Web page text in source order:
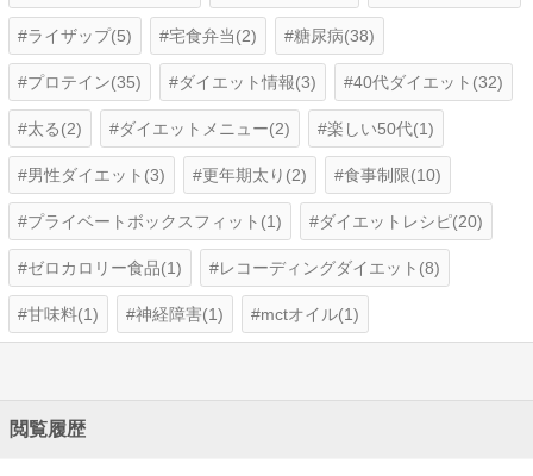
ライザップ(5) 宅食弁当(2) 糖尿病(38)
プロテイン(35) ダイエット情報(3) 40代ダイエット(32)
太る(2) ダイエットメニュー(2) 楽しい50代(1)
男性ダイエット(3) 更年期太り(2) 食事制限(10)
プライベートボックスフィット(1) ダイエットレシピ(20)
ゼロカロリー食品(1) レコーディングダイエット(8)
甘味料(1) 神経障害(1) mctオイル(1)
閲覧履歴